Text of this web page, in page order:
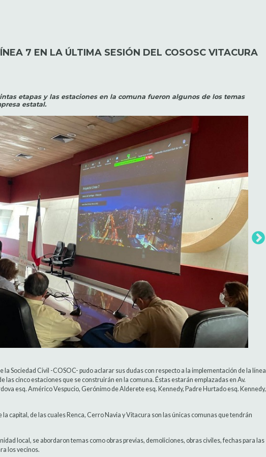
7 EN LA ÚLTIMA SESIÓN DEL COSOSC VITACURA
etapas y las estaciones en la comuna fueron algunos de los temas
estatal.
la Sociedad Civil -COSOC- pudo aclarar sus dudas con respecto a la implementación de la línea
las cinco estaciones que se construirán en la comuna. Éstas estarán emplazadas en Av.
esq. Américo Vespucio, Gerónimo de Alderete esq. Kennedy, Padre Hurtado esq. Kennedy,
capital, de las cuales Renca, Cerro Navia y Vitacura son las únicas comunas que tendrán
local, se abordaron temas como obras previas, demoliciones, obras civiles, fechas para las
los vecinos.